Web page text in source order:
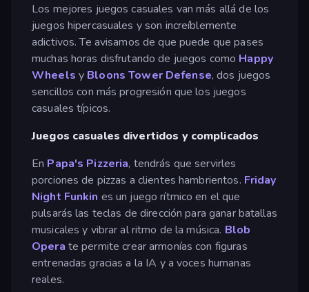
Los mejores juegos casuales van más allá de los
juegos hipercasuales y son increíblemente
adictivos. Te avisamos de que puede que pases
muchas horas disfrutando de juegos como Happy
Wheels y Bloons Tower Defense, dos juegos
sencillos con más progresión que los juegos
casuales típicos.
Juegos casuales divertidos y complicados
En Papa's Pizzeria, tendrás que servirles
porciones de pizzas a clientes hambrientos. Friday
Night Funkin es un juego rítmico en el que
pulsarás las teclas de dirección para ganar batallas
musicales y vibrar al ritmo de la música. Blob
Opera te permite crear armonías con figuras
entrenadas gracias a la IA y a voces humanas
reales.